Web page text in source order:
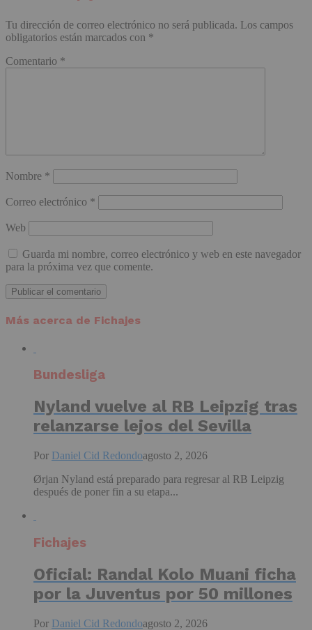
Tu dirección de correo electrónico no será publicada. Los campos
obligatorios están marcados con *
Comentario *
Nombre *
Correo electrónico *
Web
Guarda mi nombre, correo electrónico y web en este navegador
para la próxima vez que comente.
Más acerca de Fichajes
Bundesliga
Nyland vuelve al RB Leipzig tras
relanzarse lejos del Sevilla
Por Daniel Cid Redondoagosto 2, 2026
Ørjan Nyland está preparado para regresar al RB Leipzig
después de poner fin a su etapa...
Fichajes
Oficial: Randal Kolo Muani ficha
por la Juventus por 50 millones
Por Daniel Cid Redondoagosto 2, 2026